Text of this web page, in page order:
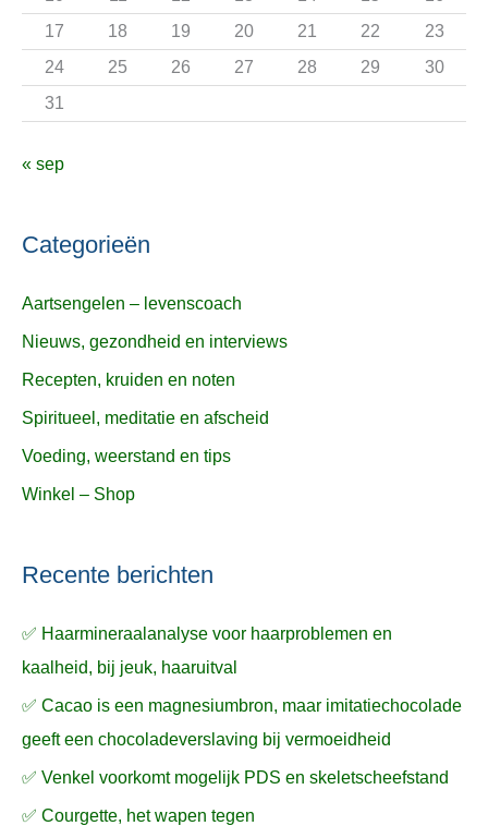
:
17
18 19 20 21 22
23
24
25 26 27 28 29
30
31
« sep
Categorieën
Aartsengelen – levenscoach
Nieuws, gezondheid en interviews
Recepten, kruiden en noten
Spiritueel, meditatie en afscheid
Voeding, weerstand en tips
Winkel – Shop
Recente berichten
✅ Haarmineraalanalyse voor haarproblemen en
kaalheid, bij jeuk, haaruitval
✅ Cacao is een magnesiumbron, maar imitatiechocolade
geeft een chocoladeverslaving bij vermoeidheid
✅ Venkel voorkomt mogelijk PDS en skeletscheefstand
✅ Courgette, het wapen tegen